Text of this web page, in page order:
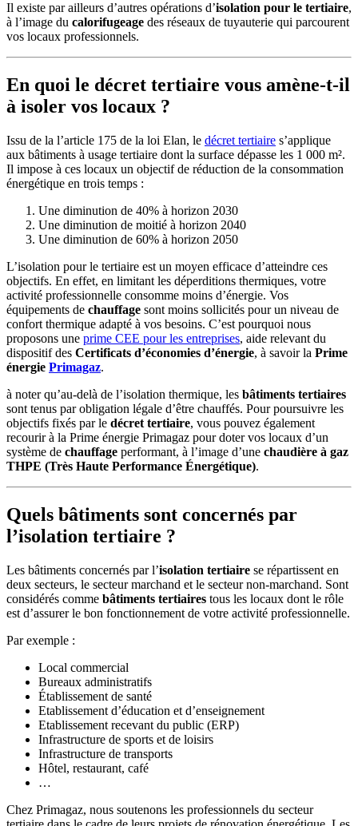
Il existe par ailleurs d’autres opérations d’isolation pour le tertiaire,
à l’image du calorifugeage des réseaux de tuyauterie qui parcourent
vos locaux professionnels.
En quoi le décret tertiaire vous amène-t-il
à isoler vos locaux ?
Issu de la l’article 175 de la loi Elan, le décret tertiaire s’applique
aux bâtiments à usage tertiaire dont la surface dépasse les 1 000 m².
Il impose à ces locaux un objectif de réduction de la consommation
énergétique en trois temps :
Une diminution de 40% à horizon 2030
Une diminution de moitié à horizon 2040
Une diminution de 60% à horizon 2050
L’isolation pour le tertiaire est un moyen efficace d’atteindre ces
objectifs. En effet, en limitant les déperditions thermiques, votre
activité professionnelle consomme moins d’énergie. Vos
équipements de chauffage sont moins sollicités pour un niveau de
confort thermique adapté à vos besoins. C’est pourquoi nous
proposons une prime CEE pour les entreprises, aide relevant du
dispositif des Certificats d’économies d’énergie, à savoir la Prime
énergie Primagaz.
à noter qu’au-delà de l’isolation thermique, les bâtiments tertiaires
sont tenus par obligation légale d’être chauffés. Pour poursuivre les
objectifs fixés par le décret tertiaire, vous pouvez également
recourir à la Prime énergie Primagaz pour doter vos locaux d’un
système de chauffage performant, à l’image d’une chaudière à gaz
THPE (Très Haute Performance Énergétique).
Quels bâtiments sont concernés par
l’isolation tertiaire ?
Les bâtiments concernés par l’isolation tertiaire se répartissent en
deux secteurs, le secteur marchand et le secteur non-marchand. Sont
considérés comme bâtiments tertiaires tous les locaux dont le rôle
est d’assurer le bon fonctionnement de votre activité professionnelle.
Par exemple :
Local commercial
Bureaux administratifs
Établissement de santé
Etablissement d’éducation et d’enseignement
Etablissement recevant du public (ERP)
Infrastructure de sports et de loisirs
Infrastructure de transports
Hôtel, restaurant, café
…
Chez Primagaz, nous soutenons les professionnels du secteur